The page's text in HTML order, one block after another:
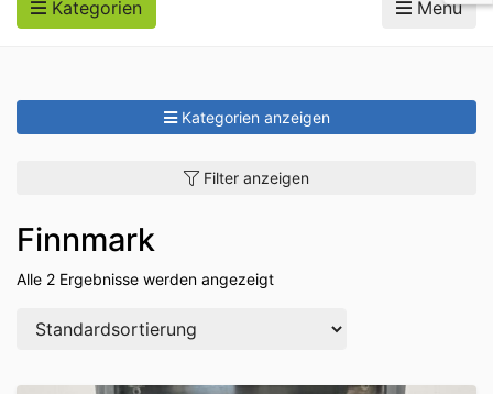
Kategorien Menü
Kategorien anzeigen
Filter anzeigen
Finnmark
Alle 2 Ergebnisse werden angezeigt